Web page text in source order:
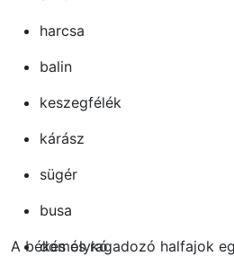
harcsa
balin
keszegfélék
kárász
sügér
busa
domolykó
A békés és ragadozó halfajok